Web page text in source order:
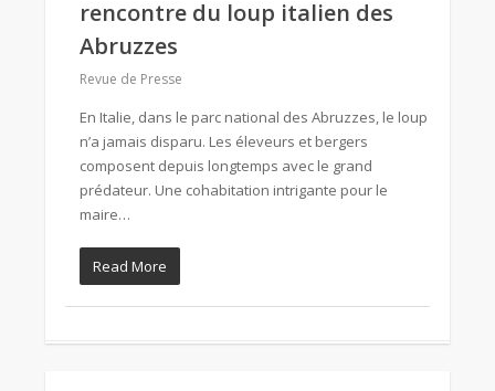
rencontre du loup italien des
Abruzzes
Revue de Presse
En Italie, dans le parc national des Abruzzes, le loup
n’a jamais disparu. Les éleveurs et bergers
composent depuis longtemps avec le grand
prédateur. Une cohabitation intrigante pour le
maire…
Read More